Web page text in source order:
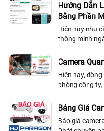
Hướng Dẫn
Bằng Phần
Hiện nay nhu
thông minh
với thiết kế
Camera
Hiện nay,
phòng công
càng cao,
Bảng Giá
Báo giá